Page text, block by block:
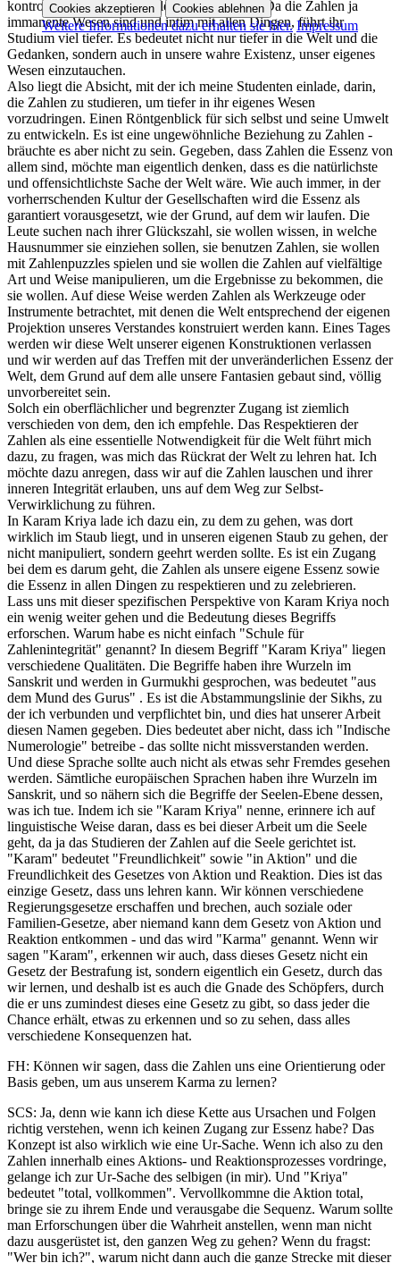
kontrollieren. Aber die Zahlen sind das nicht. Da die Zahlen ja
immanente Wesen sind und intim mit allen Dingen, führt ihr
Studium viel tiefer. Es bedeutet nicht nur tiefer in die Welt und die
Gedanken, sondern auch in unsere wahre Existenz, unser eigenes
Wesen einzutauchen.
Also liegt die Absicht, mit der ich meine Studenten einlade, darin,
die Zahlen zu studieren, um tiefer in ihr eigenes Wesen
vorzudringen. Einen Röntgenblick für sich selbst und seine Umwelt
zu entwickeln. Es ist eine ungewöhnliche Beziehung zu Zahlen -
bräuchte es aber nicht zu sein. Gegeben, dass Zahlen die Essenz von
allem sind, möchte man eigentlich denken, dass es die natürlichste
und offensichtlichste Sache der Welt wäre. Wie auch immer, in der
vorherrschenden Kultur der Gesellschaften wird die Essenz als
garantiert vorausgesetzt, wie der Grund, auf dem wir laufen. Die
Leute suchen nach ihrer Glückszahl, sie wollen wissen, in welche
Hausnummer sie einziehen sollen, sie benutzen Zahlen, sie wollen
mit Zahlenpuzzles spielen und sie wollen die Zahlen auf vielfältige
Art und Weise manipulieren, um die Ergebnisse zu bekommen, die
sie wollen. Auf diese Weise werden Zahlen als Werkzeuge oder
Instrumente betrachtet, mit denen die Welt entsprechend der eigenen
Projektion unseres Verstandes konstruiert werden kann. Eines Tages
werden wir diese Welt unserer eigenen Konstruktionen verlassen
und wir werden auf das Treffen mit der unveränderlichen Essenz der
Welt, dem Grund auf dem alle unsere Fantasien gebaut sind, völlig
unvorbereitet sein.
Solch ein oberflächlicher und begrenzter Zugang ist ziemlich
verschieden von dem, den ich empfehle. Das Respektieren der
Zahlen als eine essentielle Notwendigkeit für die Welt führt mich
dazu, zu fragen, was mich das Rückrat der Welt zu lehren hat. Ich
möchte dazu anregen, dass wir auf die Zahlen lauschen und ihrer
inneren Integrität erlauben, uns auf dem Weg zur Selbst-
Verwirklichung zu führen.
In Karam Kriya lade ich dazu ein, zu dem zu gehen, was dort
wirklich im Staub liegt, und in unseren eigenen Staub zu gehen, der
nicht manipuliert, sondern geehrt werden sollte. Es ist ein Zugang
bei dem es darum geht, die Zahlen als unsere eigene Essenz sowie
die Essenz in allen Dingen zu respektieren und zu zelebrieren.
Lass uns mit dieser spezifischen Perspektive von Karam Kriya noch
ein wenig weiter gehen und die Bedeutung dieses Begriffs
erforschen. Warum habe es nicht einfach "Schule für
Zahlenintegrität" genannt? In diesem Begriff "Karam Kriya" liegen
verschiedene Qualitäten. Die Begriffe haben ihre Wurzeln im
Sanskrit und werden in Gurmukhi gesprochen, was bedeutet "aus
dem Mund des Gurus" . Es ist die Abstammungslinie der Sikhs, zu
der ich verbunden und verpflichtet bin, und dies hat unserer Arbeit
diesen Namen gegeben. Dies bedeutet aber nicht, dass ich "Indische
Numerologie" betreibe - das sollte nicht missverstanden werden.
Und diese Sprache sollte auch nicht als etwas sehr Fremdes gesehen
werden. Sämtliche europäischen Sprachen haben ihre Wurzeln im
Sanskrit, und so nähern sich die Begriffe der Seelen-Ebene dessen,
was ich tue. Indem ich sie "Karam Kriya" nenne, erinnere ich auf
linguistische Weise daran, dass es bei dieser Arbeit um die Seele
geht, da ja das Studieren der Zahlen auf die Seele gerichtet ist.
"Karam" bedeutet "Freundlichkeit" sowie "in Aktion" und die
Freundlichkeit des Gesetzes von Aktion und Reaktion. Dies ist das
einzige Gesetz, dass uns lehren kann. Wir können verschiedene
Regierungsgesetze erschaffen und brechen, auch soziale oder
Familien-Gesetze, aber niemand kann dem Gesetz von Aktion und
Reaktion entkommen - und das wird "Karma" genannt. Wenn wir
sagen "Karam", erkennen wir auch, dass dieses Gesetz nicht ein
Gesetz der Bestrafung ist, sondern eigentlich ein Gesetz, durch das
wir lernen, und deshalb ist es auch die Gnade des Schöpfers, durch
die er uns zumindest dieses eine Gesetz zu gibt, so dass jeder die
Chance erhält, etwas zu erkennen und so zu sehen, dass alles
verschiedene Konsequenzen hat.
FH: Können wir sagen, dass die Zahlen uns eine Orientierung oder
Basis geben, um aus unserem Karma zu lernen?
SCS: Ja, denn wie kann ich diese Kette aus Ursachen und Folgen
richtig verstehen, wenn ich keinen Zugang zur Essenz habe? Das
Konzept ist also wirklich wie eine Ur-Sache. Wenn ich also zu den
Zahlen innerhalb eines Aktions- und Reaktionsprozesses vordringe,
gelange ich zur Ur-Sache des selbigen (in mir). Und "Kriya"
bedeutet "total, vollkommen". Vervollkommne die Aktion total,
bringe sie zu ihrem Ende und verausgabe die Sequenz. Warum sollte
man Erforschungen über die Wahrheit anstellen, wenn man nicht
dazu ausgerüstet ist, den ganzen Weg zu gehen? Wenn du fragst:
"Wer bin ich?", warum nicht dann auch die ganze Strecke mit dieser
Cookies akzeptieren Cookies ablehnen
Weitere Informationen dazu erhalten sie hier. Impressum